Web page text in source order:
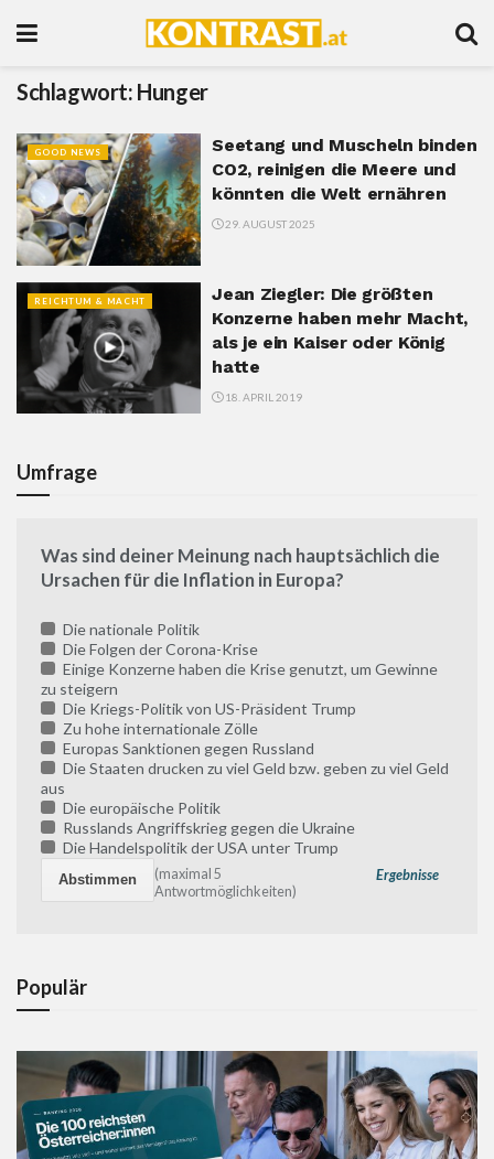
Schlagwort: Hunger
GOOD NEWS
Seetang und Muscheln binden
CO2, reinigen die Meere und
könnten die Welt ernähren
29. AUGUST 2025
REICHTUM & MACHT
Jean Ziegler: Die größten
Konzerne haben mehr Macht,
als je ein Kaiser oder König
hatte
18. APRIL 2019
Umfrage
Was sind deiner Meinung nach hauptsächlich die
Ursachen für die Inflation in Europa?
Die nationale Politik
Die Folgen der Corona-Krise
Einige Konzerne haben die Krise genutzt, um Gewinne
zu steigern
Die Kriegs-Politik von US-Präsident Trump
Zu hohe internationale Zölle
Europas Sanktionen gegen Russland
Die Staaten drucken zu viel Geld bzw. geben zu viel Geld
aus
Die europäische Politik
Russlands Angriffskrieg gegen die Ukraine
Die Handelspolitik der USA unter Trump
Ergebnisse
(maximal 5
Antwortmöglichkeiten)
Populär